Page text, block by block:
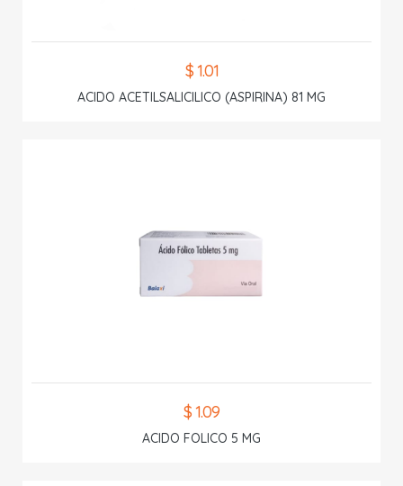
$ 1.01
ACIDO ACETILSALICILICO (ASPIRINA) 81 MG
$ 1.09
ACIDO FOLICO 5 MG